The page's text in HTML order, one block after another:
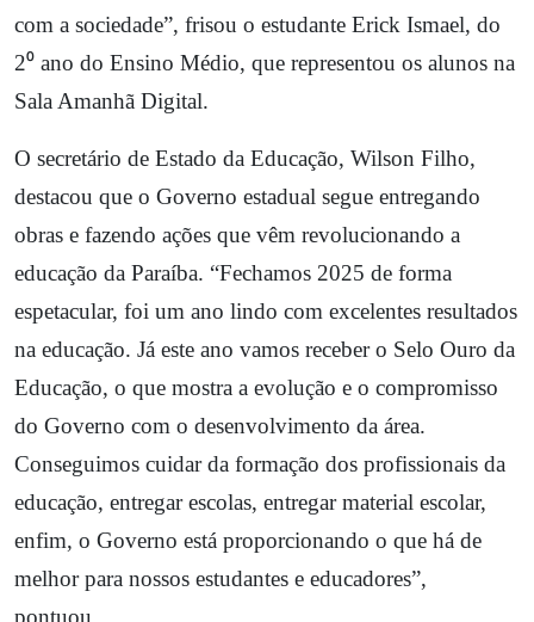
com a sociedade”, frisou o estudante Erick Ismael, do
2⁰ ano do Ensino Médio, que representou os alunos na
Sala Amanhã Digital.
O secretário de Estado da Educação, Wilson Filho,
destacou que o Governo estadual segue entregando
obras e fazendo ações que vêm revolucionando a
educação da Paraíba. “Fechamos 2025 de forma
espetacular, foi um ano lindo com excelentes resultados
na educação. Já este ano vamos receber o Selo Ouro da
Educação, o que mostra a evolução e o compromisso
do Governo com o desenvolvimento da área.
Conseguimos cuidar da formação dos profissionais da
educação, entregar escolas, entregar material escolar,
enfim, o Governo está proporcionando o que há de
melhor para nossos estudantes e educadores”,
pontuou.